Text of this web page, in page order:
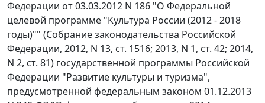
Федерации от 03.03.2012 N 186 "О Федеральной
целевой программе "Культура России (2012 - 2018
годы)"" (Собрание законодательства Российской
Федерации, 2012, N 13, ст. 1516; 2013, N 1, ст. 42; 2014,
N 2, ст. 81) государственной программы Российской
Федерации "Развитие культуры и туризма",
предусмотренной федеральным законом 01.12.2013